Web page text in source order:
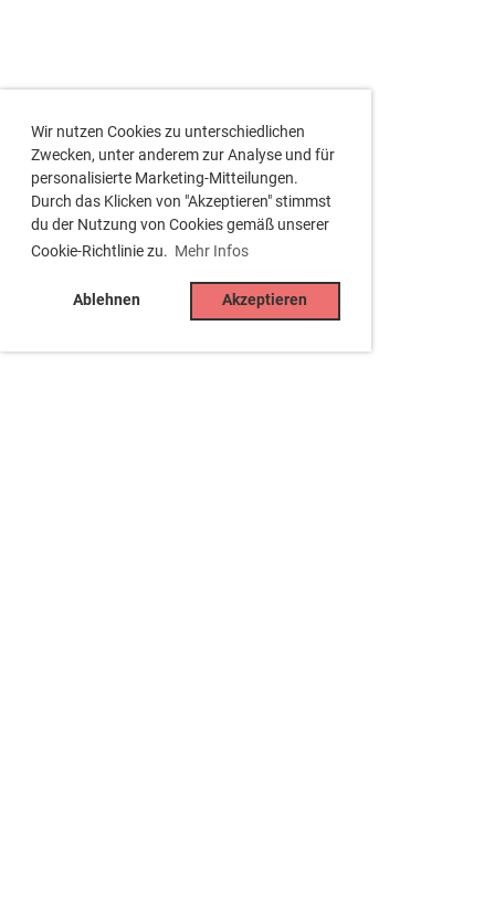
Wir nutzen Cookies zu unterschiedlichen
Zwecken, unter anderem zur Analyse und für
personalisierte Marketing-Mitteilungen.
Durch das Klicken von "Akzeptieren" stimmst
du der Nutzung von Cookies gemäß unserer
Cookie-Richtlinie zu. Mehr Infos
Ablehnen Akzeptieren